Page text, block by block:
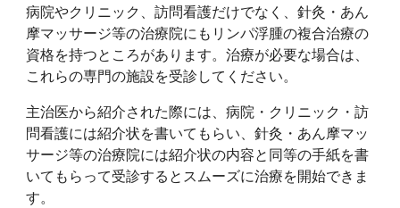
病院やクリニック、訪問看護だけでなく、針灸・あん
摩マッサージ等の治療院にもリンパ浮腫の複合治療の
資格を持つところがあります。治療が必要な場合は、
これらの専門の施設を受診してください。
主治医から紹介された際には、病院・クリニック・訪
問看護には紹介状を書いてもらい、針灸・あん摩マッ
サージ等の治療院には紹介状の内容と同等の手紙を書
いてもらって受診するとスムーズに治療を開始できま
す。